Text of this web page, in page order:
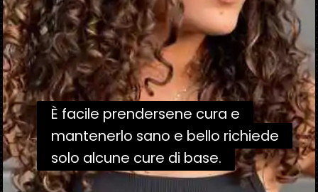
È facile prendersene cura e
mantenerlo sano e bello richiede
solo alcune cure di base.
È facile prendersene cura e
mantenerlo sano e bello richiede
solo alcune cure di base.